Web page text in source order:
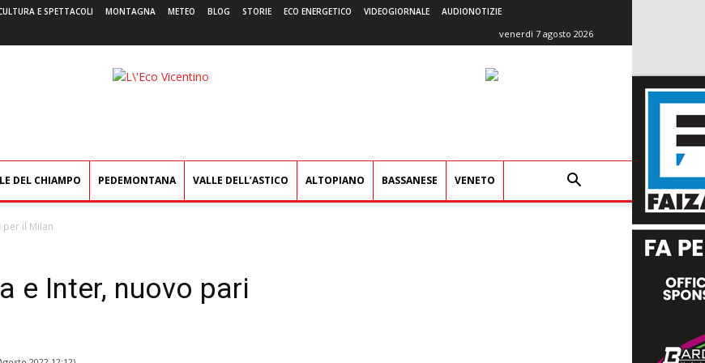
E SPETTACOLI MONTAGNA METEO BLOG STORIE ECO ENERGETICO VIDEOGIORNALE AUDIONOTIZIE
venerdì 7 agosto 2026
L'Eco
DEL CHIAMPO PEDEMONTANA VALLE DELL’ASTICO ALTOPIANO BASSANESE VENETO
per il Milan
e Inter, nuovo pari